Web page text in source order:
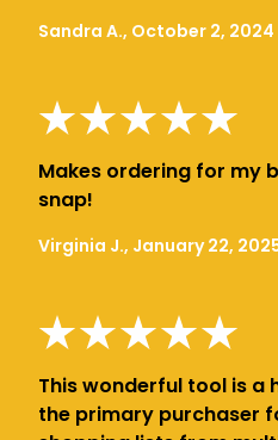
Sandra A., October 2, 2024
Makes ordering for my
snap!
Virginia J., January 22,
This wonderful tool is a
the primary purchaser